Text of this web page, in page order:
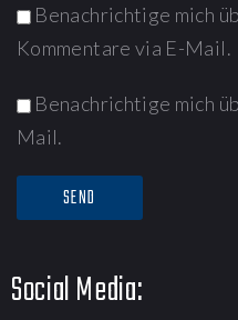
Benachrichtige mich
Kommentare via E-Mail.
Benachrichtige mich
Mail.
Social Media: